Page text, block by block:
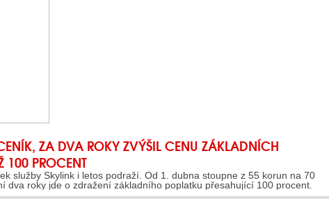
ZA DVA ROKY ZVÝŠIL CENU ZÁKLADNÍCH
100 PROCENT
služby Skylink i letos podraží. Od 1. dubna stoupne z 55 korun na 70
dva roky jde o zdražení základního poplatku přesahující 100 procent.